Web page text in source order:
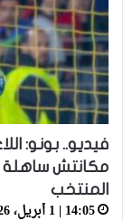
فيديو.. بونو:
مكانتش ساهلة
المنتخب
14:05 | 1 أبريل، 2026